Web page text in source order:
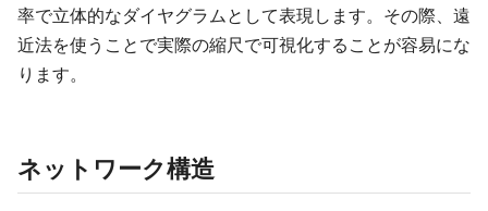
率で立体的なダイヤグラムとして表現します。その際、遠
近法を使うことで実際の縮尺で可視化することが容易にな
ります。
ネットワーク構造